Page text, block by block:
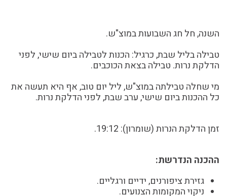
השנה, חל חג השבועות במוצ"ש.
טבילה בליל שבת, כרגיל: הכנות לטבילה ביום שישי, לפני
הדלקת נרות. טבילה בצאת הכוכבים.
מי שחלה טבילתה במוצ"ש, ליל יום טוב, אף היא תעשה את
כל ההכנות ביום שישי, ערב שבת, לפני הדלקת נרות.
זמן הדלקת הנרות (שומרון): 19:12.
ההכנה הנדרשת:
גזירת ציפורנים, ידיים ורגליים.
ניקוי המקומות הצנועים.